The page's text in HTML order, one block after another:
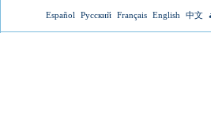
Jump to 中文
English
Français
Русский
Español